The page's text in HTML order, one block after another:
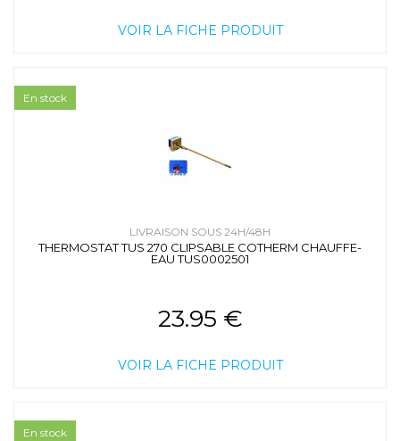
VOIR LA FICHE PRODUIT
LIVRAISON SOUS 24H/48H
THERMOSTAT TUS 270 CLIPSABLE COTHERM CHAUFFE-
EAU TUS0002501
23.95 €
VOIR LA FICHE PRODUIT
En stock
En stock